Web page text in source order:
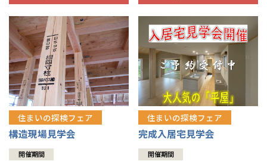
住まいの探検フェア
構造現場見学会
開催期間
住まいの探検フェア
完成入居宅見学会
開催期間